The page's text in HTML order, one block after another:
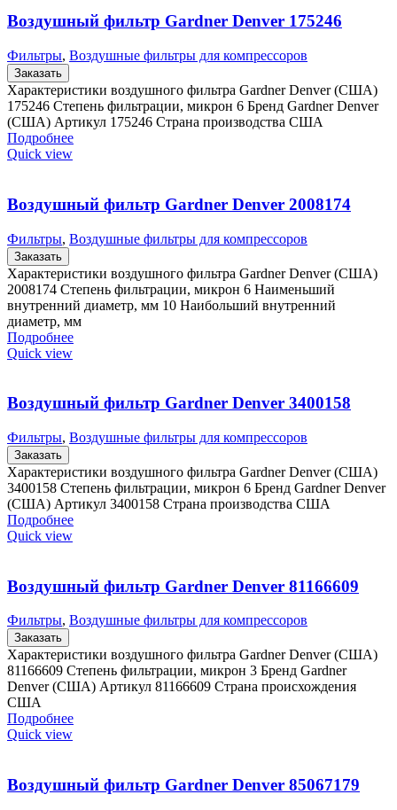
Воздушный фильтр Gardner Denver 175246
Фильтры, Воздушные фильтры для компрессоров
Заказать
Характеристики воздушного фильтра Gardner Denver (США)
175246 Степень фильтрации, микрон 6 Бренд Gardner Denver
(США) Артикул 175246 Страна производства США
Подробнее
Quick view
Воздушный фильтр Gardner Denver 2008174
Фильтры, Воздушные фильтры для компрессоров
Заказать
Характеристики воздушного фильтра Gardner Denver (США)
2008174 Степень фильтрации, микрон 6 Наименьший
внутренний диаметр, мм 10 Наибольший внутренний
диаметр, мм
Подробнее
Quick view
Воздушный фильтр Gardner Denver 3400158
Фильтры, Воздушные фильтры для компрессоров
Заказать
Характеристики воздушного фильтра Gardner Denver (США)
3400158 Степень фильтрации, микрон 6 Бренд Gardner Denver
(США) Артикул 3400158 Страна производства США
Подробнее
Quick view
Воздушный фильтр Gardner Denver 81166609
Фильтры, Воздушные фильтры для компрессоров
Заказать
Характеристики воздушного фильтра Gardner Denver (США)
81166609 Степень фильтрации, микрон 3 Бренд Gardner
Denver (США) Артикул 81166609 Страна происхождения
США
Подробнее
Quick view
Воздушный фильтр Gardner Denver 85067179